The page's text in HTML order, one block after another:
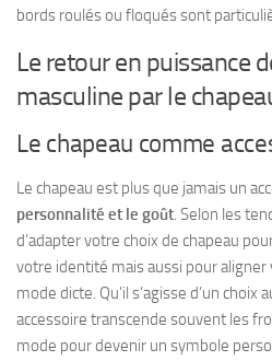
bords roulés ou floqués sont
Le retour en puissance
masculine par le
Le chapeau comme
Le chapeau est plus que jamais un
personnalité et le goût. Selon les
d’adapter votre choix de chapeau
votre identité mais aussi pour aligner
mode dicte. Qu’il s’agisse d’un choix
accessoire transcende souvent les
mode pour devenir un symbole